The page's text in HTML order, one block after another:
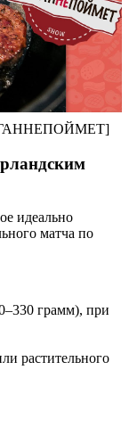
идеально
матча по
грамм), при
растительного